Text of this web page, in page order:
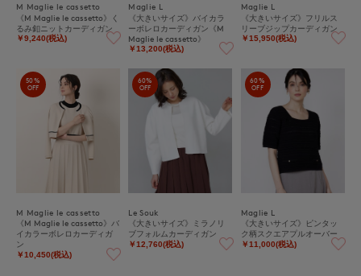
M Maglie le cassetto
《M Maglie le cassetto》く
るみ釦ニットカーディガン
￥9,240(税込)
Maglie L
《大きいサイズ》バイカラ
ーボレロカーディガン《M
Maglie le cassetto》
￥13,200(税込)
Maglie L
《大きいサイズ》フリルス
リーブジップカーディガン
￥15,950(税込)
50%
OFF
M Maglie le cassetto
《M Maglie le cassetto》バ
イカラーボレロカーディガ
ン
￥10,450(税込)
60%
OFF
Le Souk
《大きいサイズ》ミラノリ
ブフォルムカーディガン
￥12,760(税込)
60%
OFF
Maglie L
《大きいサイズ》ピンタッ
ク柄スクエアプルオーバー
￥11,000(税込)